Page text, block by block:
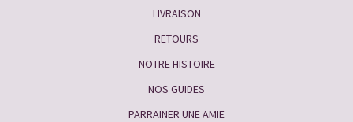
LIVRAISON
RETOURS
NOTRE HISTOIRE
NOS GUIDES
PARRAINER UNE AMIE